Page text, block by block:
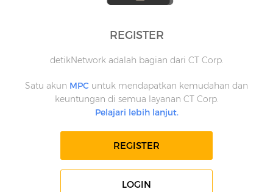
REGISTER
detikNetwork adalah bagian dari CT Corp.
Satu akun MPC untuk mendapatkan kemudahan dan
keuntungan di semua layanan CT Corp.
Pelajari lebih lanjut.
REGISTER
LOGIN